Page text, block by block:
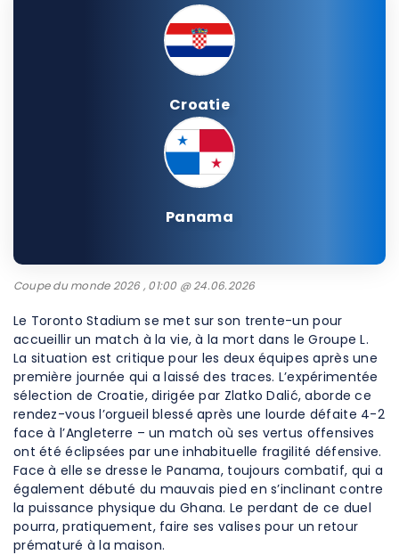
Croatie
Panama
Coupe du monde 2026 , 01:00 @ 24.06.2026
Le Toronto Stadium se met sur son trente-un pour
accueillir un match à la vie, à la mort dans le Groupe L.
La situation est critique pour les deux équipes après une
première journée qui a laissé des traces. L’expérimentée
sélection de Croatie, dirigée par Zlatko Dalić, aborde ce
rendez-vous l’orgueil blessé après une lourde défaite 4-2
face à l’Angleterre – un match où ses vertus offensives
ont été éclipsées par une inhabituelle fragilité défensive.
Face à elle se dresse le Panama, toujours combatif, qui a
également débuté du mauvais pied en s’inclinant contre
la puissance physique du Ghana. Le perdant de ce duel
pourra, pratiquement, faire ses valises pour un retour
prématuré à la maison.